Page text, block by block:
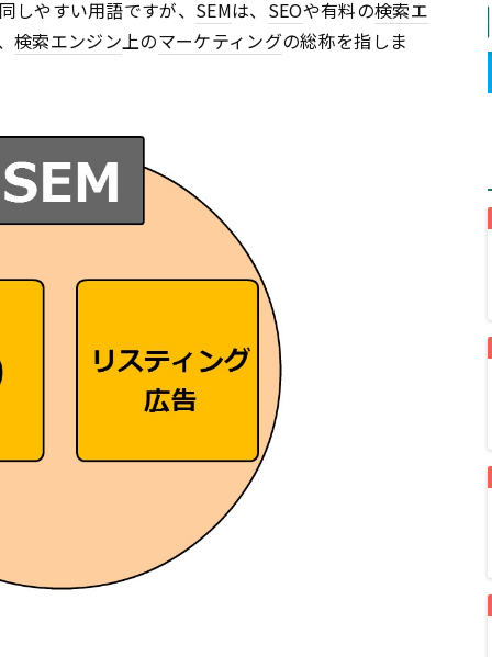
やすい用語ですが、 SEMは、 SEOや有料の検索エ
検索エンジン上のマーケティングの総称を指しま